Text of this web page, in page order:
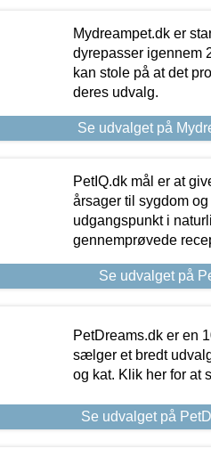
Mydreampet.dk er
dyrepasser igennem
kan stole på at det
deres udvalg.
Se udvalget på
PetIQ.dk mål er at
årsager til sygdom
udgangspunkt i
gennemprøvede
Se udvalget på
PetDreams.dk er en
sælger et bredt
og kat. Klik her for at
Se udvalget på